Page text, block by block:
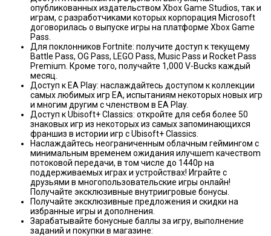
опубликованных издательством Xbox Game Studios, так и
играм, с разработчиками которых корпорация Мicrosoft
договорилась о выпуске игры на платформе Xbox Game
Pass.
Для поклонников Fortnite: получите доступ к текущему
Battle Pass, OG Pass, LEGO Pass, Music Pass и Rocket Pass
Premium. Кроме того, получайте 1,000 V-Bucks каждый
месяц.
Доступ к EA Play: наслаждайтесь доступом к коллекции
самых любимых игр EA, испытаниям некоторых новых игр
и многим другим с членством в EA Play.
Доступ к Ubisoft+ Classics: откройте для себя более 50
знаковых игр из некоторых из самых запоминающихся
франшиз в истории игр с Ubisoft+ Classics.
Наслаждайтесь неограниченным облачным геймингом с
минимальным временем ожидания илучшеm качествоm
потоковой передачи, в том числе до 1440p на
поддерживаемых играх и устройствах! Играйте с
друзьями в многопользовательские игры онлайн!
Получайте эксклюзивные внутриигровые бонусы.
Получайте эксклюзивные предложения и скидки на
избранные игры и дополнения.
Зарабатывайте бонусные баллы за игру, выполнение
заданий и покупки в магазине: